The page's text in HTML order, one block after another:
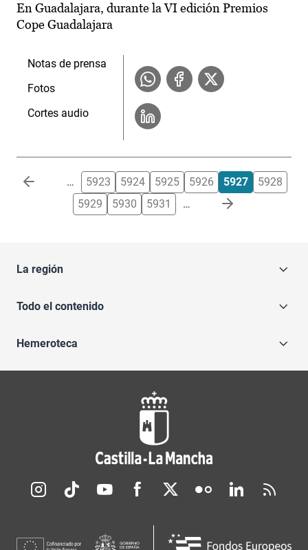
En Guadalajara, durante la VI edición Premios
Cope Guadalajara
Notas de prensa
Fotos
Cortes audio
Paginación … 5923 5924 5925 5926 5927
5928
5929
5930 5931 …
La región
Todo el contenido
Hemeroteca
Redes sociales JCCM